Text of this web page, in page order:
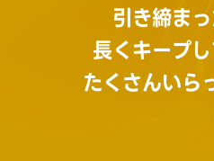
引き締ま
長くキープ
たくさんいら